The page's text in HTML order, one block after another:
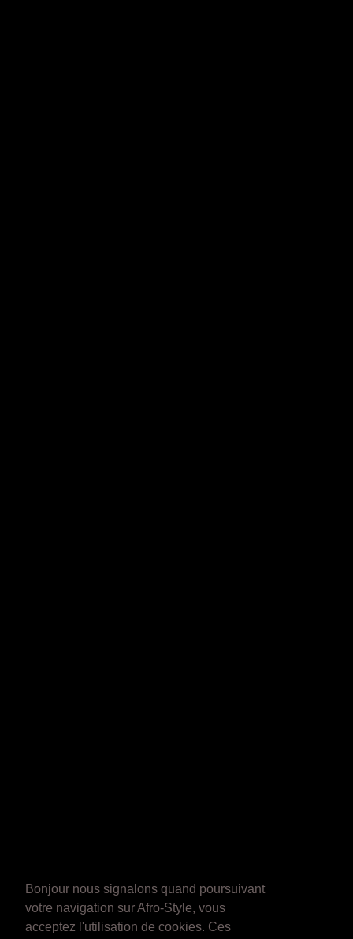
Bonjour nous signalons quand poursuivant
votre navigation sur Afro-Style, vous
acceptez l'utilisation de cookies. Ces